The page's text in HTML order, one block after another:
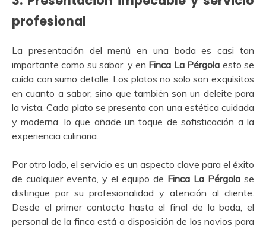
profesional
La presentación del menú en una boda es casi tan
importante como su sabor, y en Finca La Pérgola esto se
cuida con sumo detalle. Los platos no solo son exquisitos
en cuanto a sabor, sino que también son un deleite para
la vista. Cada plato se presenta con una estética cuidada
y moderna, lo que añade un toque de sofisticación a la
experiencia culinaria.
Por otro lado, el servicio es un aspecto clave para el éxito
de cualquier evento, y el equipo de Finca La Pérgola se
distingue por su profesionalidad y atención al cliente.
Desde el primer contacto hasta el final de la boda, el
personal de la finca está a disposición de los novios para